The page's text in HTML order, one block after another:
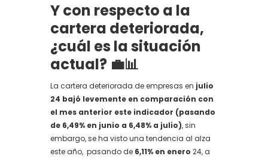
Y con respecto a la
cartera deteriorada,
¿cuál es la situación
actual? 💼📊
La cartera deteriorada de empresas en julio
24 bajó levemente en comparación con
el mes anterior este indicador (pasando
de 6,49% en junio a 6,48% a julio), sin
embargo, se ha visto una tendencia al alza
este año, pasando de 6,11% en enero 24, a